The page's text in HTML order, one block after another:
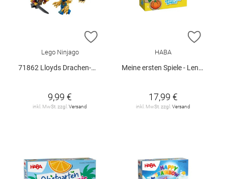
ZUR WUNSCHLISTE HINZUFÜGEN
Lego Ninjago
71862 Lloyds Drachen-Mech Battle Set V29
9,99 €
inkl. MwSt. zzgl.Versand
ZUR
HABA
Meine ersten Spiele - Lennys Traktor
17,99 €
inkl. MwSt. zzgl.Versand